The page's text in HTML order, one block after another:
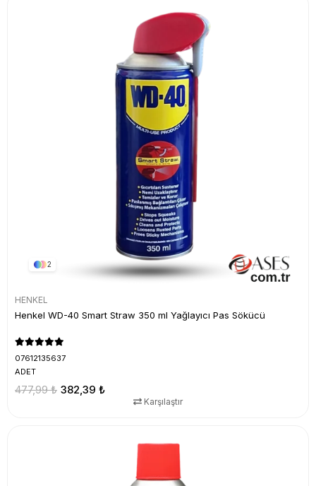
2
HENKEL
Henkel WD-40 Smart Straw 350 ml Yağlayıcı Pas Sökücü
07612135637
ADET
382,39 ₺
477,99 ₺
Karşılaştır